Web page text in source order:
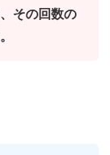
その回数の